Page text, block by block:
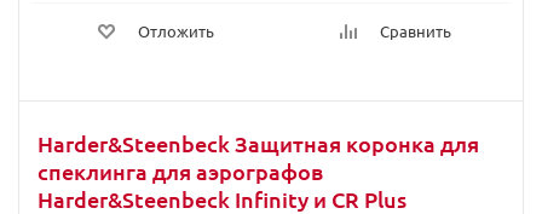
Отложить Сравнить
Harder&Steenbeck Защитная коронка для
спеклинга для аэрографов
Harder&Steenbeck Infinity и CR Plus